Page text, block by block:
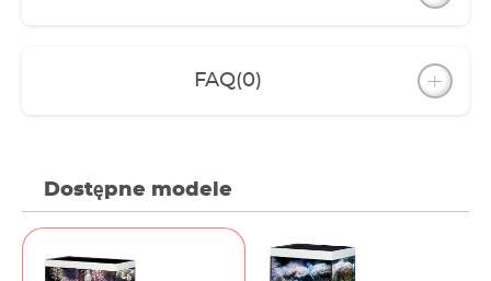
powerLED+ "hybryda"; 1x powerLED+ "światło
aktyniczne" Wbudowany kanał (z czarnego szkła)
Opatentowany, bezgłośny komin Duży sump z
komorą na wodę osmotyczną Sump
zabezpieczony przed rozchlapywaniem, z
systemem utrzymującym stały poziom wody
(cecha ważna z punktu widzenia skuteczności
FAQ(0)
Dostępne modele